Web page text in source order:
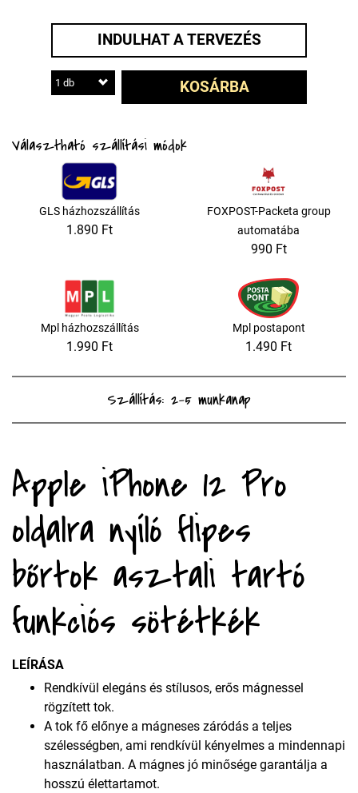
INDULHAT A TERVEZÉS
1 db KOSÁRBA
Választható szállítási módok
GLS házhozszállítás
1.890 Ft
FOXPOST-Packeta group
automatába
990 Ft
Mpl házhozszállítás
1.990 Ft
Mpl postapont
1.490 Ft
Szállítás: 2-5 munkanap
Apple iPhone 12 Pro
oldalra nyíló flipes
bőrtok asztali tartó
funkciós sötétkék
LEÍRÁSA
Rendkívül elegáns és stílusos, erős mágnessel
rögzített tok.
A tok fő előnye a mágneses záródás a teljes
szélességben, ami rendkívül kényelmes a mindennapi
használatban. A mágnes jó minősége garantálja a
hosszú élettartamot.